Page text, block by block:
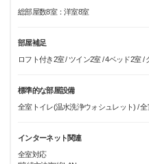
総部屋数8室：洋室8室
部屋補足
ロフト付き2室 / ツイン2室 / 4ベッド2室 /
標準的な部屋設備
全室トイレ(温水洗浄ウォシュレット) /
インターネット関連
全室対応